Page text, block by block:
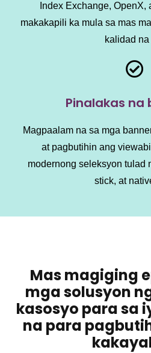
Index Exchange, OpenX,
makakapili ka mula sa mas
kalidad na
Pinalakas na
Magpaalam na sa mga
at pagbutihin ang
modernong seleksyon tulad
stick, at
Mas magiging
mga solusyon
kasosyo para sa
na para